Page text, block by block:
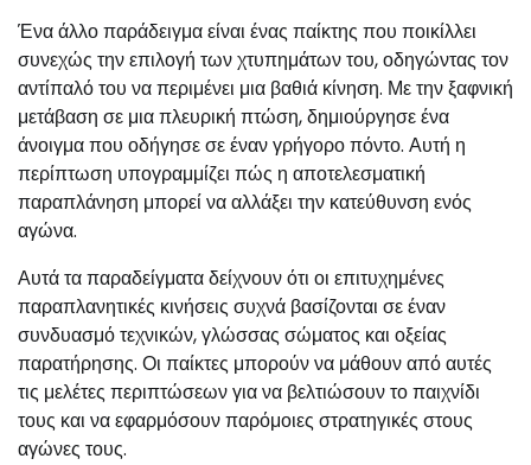
Ένα άλλο παράδειγμα είναι ένας παίκτης που ποικίλλει
συνεχώς την επιλογή των χτυπημάτων του, οδηγώντας τον
αντίπαλό του να περιμένει μια βαθιά κίνηση. Με την ξαφνική
μετάβαση σε μια πλευρική πτώση, δημιούργησε ένα
άνοιγμα που οδήγησε σε έναν γρήγορο πόντο. Αυτή η
περίπτωση υπογραμμίζει πώς η αποτελεσματική
παραπλάνηση μπορεί να αλλάξει την κατεύθυνση ενός
αγώνα.
Αυτά τα παραδείγματα δείχνουν ότι οι επιτυχημένες
παραπλανητικές κινήσεις συχνά βασίζονται σε έναν
συνδυασμό τεχνικών, γλώσσας σώματος και οξείας
παρατήρησης. Οι παίκτες μπορούν να μάθουν από αυτές
τις μελέτες περιπτώσεων για να βελτιώσουν το παιχνίδι
τους και να εφαρμόσουν παρόμοιες στρατηγικές στους
αγώνες τους.